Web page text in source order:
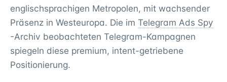
englischsprachigen Metropolen, mit wachsender
Präsenz in Westeuropa. Die im Telegram Ads Spy
-Archiv beobachteten Telegram-Kampagnen
spiegeln diese premium, intent-getriebene
Positionierung.